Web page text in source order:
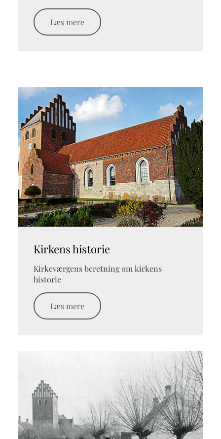
Læs mere
Kirkens historie
Kirkeværgens beretning om kirkens
historie
Læs mere